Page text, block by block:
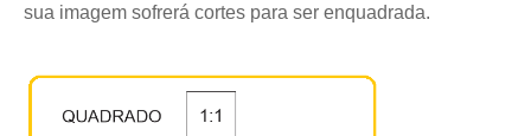
sua imagem sofrerá cortes para ser enquadrada.